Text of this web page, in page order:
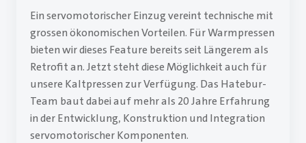
Ein servomotorischer Einzug vereint technische mit
grossen ökonomischen Vorteilen. Für Warmpressen
bieten wir dieses Feature bereits seit Längerem als
Retrofit an. Jetzt steht diese Möglichkeit auch für
unsere Kaltpressen zur Verfügung. Das Hatebur-
Team baut dabei auf mehr als 20 Jahre Erfahrung
in der Entwicklung, Konstruktion und Integration
servomotorischer Komponenten.